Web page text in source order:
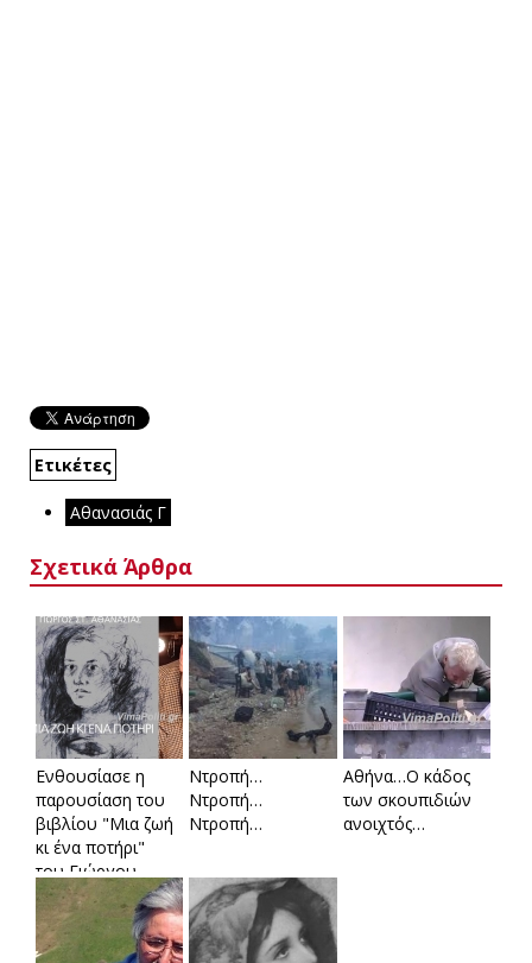
Ετικέτες
Αθανασιάς Γ
Σχετικά Άρθρα
Ενθουσίασε η
παρουσίαση του
βιβλίου "Μια ζωή
κι ένα ποτήρι"
του Γιώργου
Αθανασιά
Ντροπή…
Ντροπή…
Ντροπή…
Αθήνα…Ο κάδος
των σκουπιδιών
ανοιχτός…